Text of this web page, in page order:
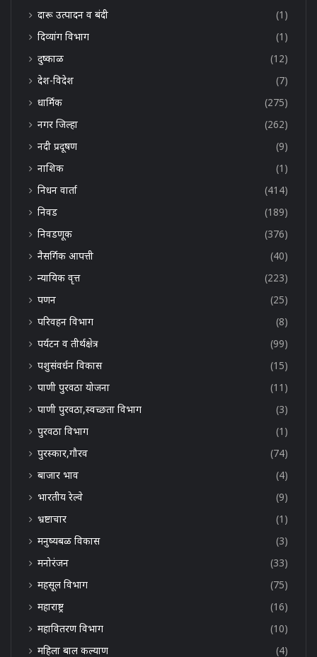
दारू उत्पादन व बंदी
(1)
दिव्यांग विभाग
(1)
दुष्काळ
(12)
देश-विदेश
(7)
धार्मिक
(275)
नगर जिल्हा
(262)
नदी प्रदूषण
(9)
नाशिक
(1)
निधन वार्ता
(414)
निवड
(189)
निवडणूक
(376)
नैसर्गिक आपत्ती
(40)
न्यायिक वृत्त
(223)
पणन
(25)
परिवहन विभाग
(8)
पर्यटन व तीर्थक्षेत्र
(99)
पशुसंवर्धन विकास
(15)
पाणी पुरवठा योजना
(11)
पाणी पुरवठा,स्वच्छता विभाग
(3)
पुरवठा विभाग
(1)
पुरस्कार,गौरव
(74)
बाजार भाव
(4)
भारतीय रेल्वे
(9)
भ्रष्टाचार
(1)
मनुष्यबळ विकास
(3)
मनोरंजन
(33)
महसूल विभाग
(75)
महाराष्ट्र
(16)
महावितरण विभाग
(10)
महिला बाल कल्याण
(4)